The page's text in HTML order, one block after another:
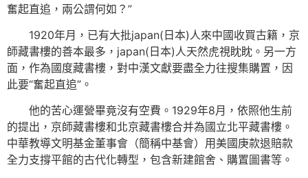
奮起直追，兩公謂何如？”
1920年月，已有大批japan(日本)人來中國收買古籍，京
師藏書樓的善本最多，japan(日本)人天然虎視眈眈。另一方
面，作為國度藏書樓，對中漢文獻要盡全力往搜集購置，因
此要“奮起直追”。
他的苦心運營畢竟沒有空費。1929年8月，依照他生前
的提出，京師藏書樓和北京藏書樓合并為國立北平藏書樓。
中華教導文明基金董事會（簡稱中基會）用美國庚款退賠款
全力支撐平館的古代化轉型，包含新建館舍、購置圖書等。